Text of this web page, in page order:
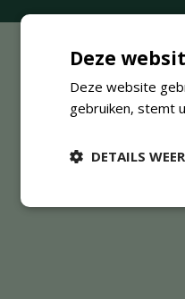
Deze
Deze website
gebruiken, stemt
DETAILS